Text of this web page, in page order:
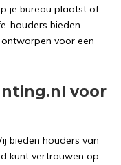
je bureau plaatst of
houders bieden
voor een
voor
bieden houders van
kunt vertrouwen op